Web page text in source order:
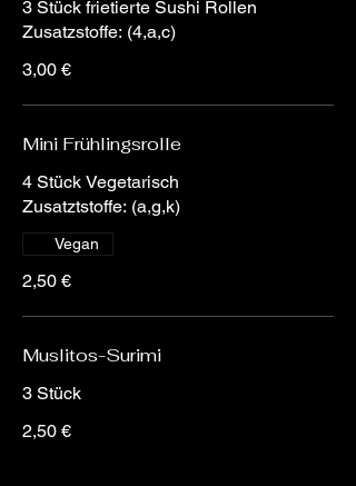
3 Stück frietierte Sushi Rollen
Zusatzstoffe: (4,a,c)
3,00 €
Mini Frühlingsrolle
4 Stück Vegetarisch
Zusatztstoffe: (a,g,k)
2,50 €
Vegan
Muslitos-Surimi
2,50 €